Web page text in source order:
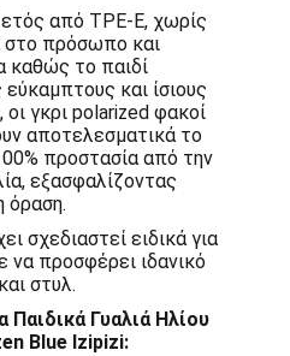
από TPE-E, χωρίς
στο πρόσωπο και
καθώς το παιδί
και ίσιους
γκρι polarized φακοί
αποτελεσματικά το
προστασία από την
εξασφαλίζοντας
όραση.
σχεδιαστεί ειδικά για
να προσφέρει ιδανικό
στυλ.
Παιδικά Γυαλιά Ηλίου
Blue Izipizi: